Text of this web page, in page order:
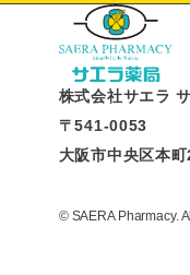
株式会社サエラ
〒541-0053
大阪市中央区本
© SAERA Pharmacy.